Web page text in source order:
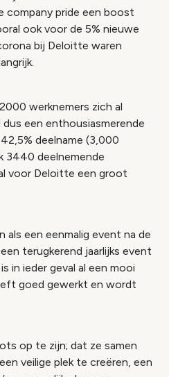
company pride een boost
ook voor de 5% nieuwe
bij Deloitte waren
werknemers zich al
een enthousiasmerende
deelname (3,000
3440 deelnemende
voor Deloitte een groot
een eenmalig event na de
terugkerend jaarlijks event
in ieder geval al een mooi
goed gewerkt en wordt
op te zijn; dat ze samen
veilige plek te creëren, een